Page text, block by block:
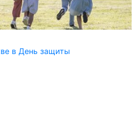
в День защиты